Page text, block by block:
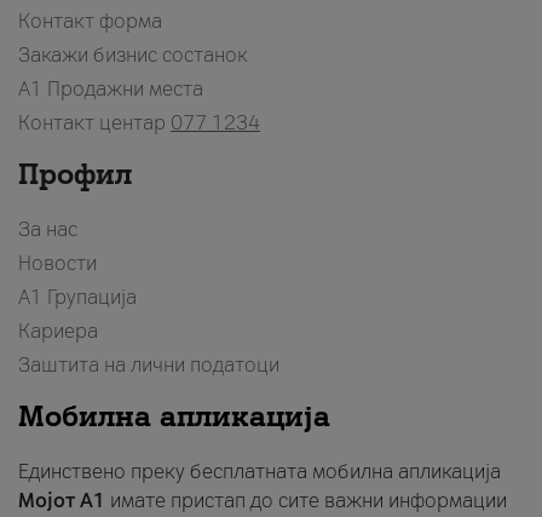
Контакт форма
Закажи бизнис состанок
A1 Продажни места
Контакт центар 077 1234
Профил
За нас
Новости
А1 Групација
Кариера
Заштита на лични податоци
Мобилна апликација
Единствено преку бесплатната мобилна апликација
Мојот A1 имате пристап до сите важни информации